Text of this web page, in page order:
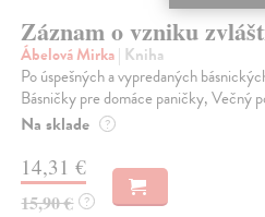
Záznam o vzniku
Ábelová Mirka| Kniha
Po úspešných a vypredaných
Básničky pre domáce paničky, Večný
Na sklade ?
14,31 €
15,90 € ?